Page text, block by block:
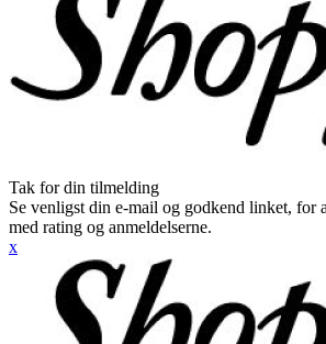
Tak for din tilmelding
Se venligst din e-mail og godkend linket, for
med rating og anmeldelserne.
x